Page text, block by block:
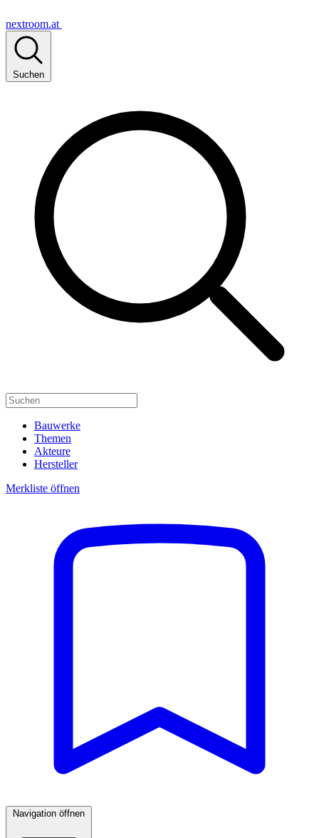
nextroom.at
Suchen
Bauwerke
Themen
Akteure
Hersteller
Merkliste öffnen
Navigation öffnen